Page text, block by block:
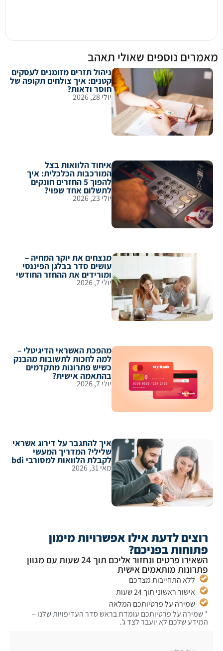
נוספים שאולי תאהב
ניהול תזרים מזומנים לעסקים
קטנים: איך צולחים תקופה של
חוסר ודאות?
יולי 28, 2026
איחוד הלוואות בצל
המורכבות הכלכלית: איך
להפוך 5 החזרים חונקים
לתשלום אחד שפוי?
יולי 23, 2026
מנצחים את יוקר המחיה –
עושים סדר בבלגן הפיננסי
ומורידים את ההחזר החודשי
יולי 7, 2026
מהפכת האשראי הדיגיטלי –
למה לחכות לתשובות מהבנק
כשיש פתרונות מתקדמים
בהתאמה אישית?
איך להתגבר על דירוג אשראי
שלילי? המדריך המעשי
לקבלת הלוואות למסורבי bdi
מאי 31, 2026
לדעת אילו אפשרויות מימון
בפניכם?
השאירו פרטים ונחזור אליכם תוך 24 שעות עם מגוון
מותאמים אישית
ללא התחייבות מצדכם
אישור ראשוני תוך 24 שעות
שמירה על פרטיותכם המלאה
על פרטיותכם עומדת בראש סדר העדיפויות שלנו –
שלכם לא יועבר לצד ג'.